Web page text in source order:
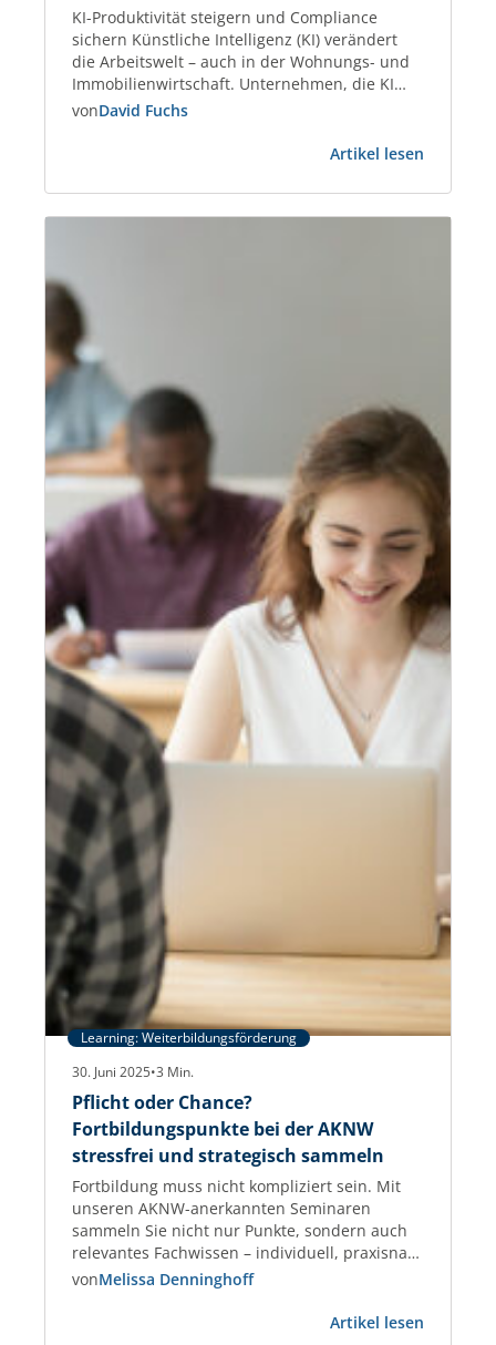
KI-Produktivität steigern und Compliance
sichern Künstliche Intelligenz (KI) verändert
die Arbeitswelt – auch in der Wohnungs- und
Immobilienwirtschaft. Unternehmen, die KI
gezielt einsetzen, steigern die Effizienz bei
Dokumentenmanagement um bis zu 45 %.
belegen diesen Produktivitätsgewinn
eindeutig. Gleichzeitig treten neue Regeln in
vonDavid Fuchs
Artikel lesen
Pflicht
wird
Learning: Weiterbildungsförderung
30. Juni 2025•3 Min.
Pflicht oder Chance?
Fortbildungspunkte bei der AKNW
stressfrei und strategisch sammeln
Fortbildung muss nicht kompliziert sein. Mit
unseren AKNW-anerkannten Seminaren
sammeln Sie nicht nur Punkte, sondern auch
relevantes Fachwissen – individuell, praxisnah
und garantiert anerkannt. Fortbildungspunkte
praxisnah, planbar, anerkannt Als Architektin
vonMelissa Denninghoff
Artikel lesen